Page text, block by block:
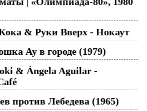
& Руки Вверх - Нокаут
Ау в городе (1979)
& Ángela Aguilar -
против Лебедева (1965)